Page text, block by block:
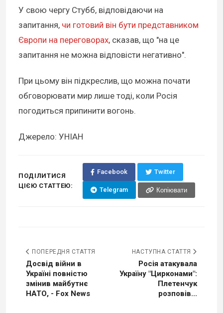
У свою чергу Стубб, відповідаючи на
запитання, чи готовий він бути представником
Європи на переговорах, сказав, що "на це
запитання не можна відповісти негативно".
При цьому він підкреслив, що можна почати
обговорювати мир лише тоді, коли Росія
погодиться припинити вогонь.
Джерело: УНІАН
ПОДІЛИТИСЯ
ЦІЄЮ СТАТТЕЮ:
Facebook Twitter
Telegram Копіювати
ПОПЕРЕДНЯ СТАТТЯ
Досвід війни в
Україні повністю
змінив майбутнє
НАТО, - Fox News
НАСТУПНА СТАТТЯ
Росія атакувала
Україну "Цирконами":
Плетенчук
розповів...